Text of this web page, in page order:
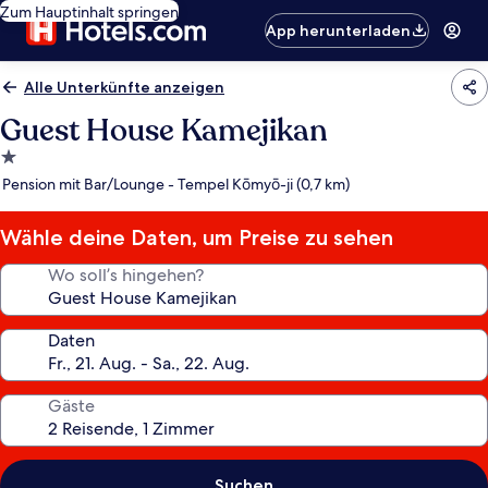
Zum Hauptinhalt springen
App herunterladen
Alle Unterkünfte anzeigen
Guest House Kamejikan
1.0-
Stern-
Pension mit Bar/Lounge - Tempel Kōmyō-ji (0,7 km)
Wähle deine Daten, um Preise zu sehen
Wo soll’s hingehen?
Daten
Gäste